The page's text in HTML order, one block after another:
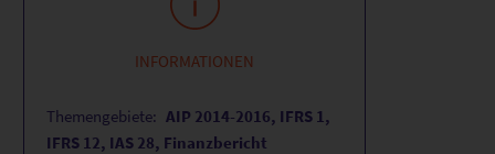
INFORMATIONEN
Themengebiete: AIP 2014-2016, IFRS 1,
IFRS 12, IAS 28, Finanzbericht